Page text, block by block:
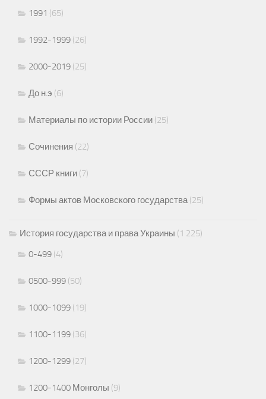
1991 (65)
1992-1999 (26)
2000-2019 (25)
До н.э (6)
Материалы по истории России (25)
Сочинения (22)
СССР книги (7)
Формы актов Московского государства(25)
История государства и права Украины (1 225)
0-499 (4)
0500-999 (50)
1000-1099 (19)
1100-1199 (36)
1200-1299 (27)
1200-1400 Монголы (9)